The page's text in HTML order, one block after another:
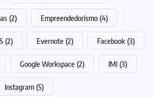
(2) Empreendedorismo (4)
(2) Evernote (2) Facebook (3)
Google Workspace (2) IMI (3)
Instagram (5)